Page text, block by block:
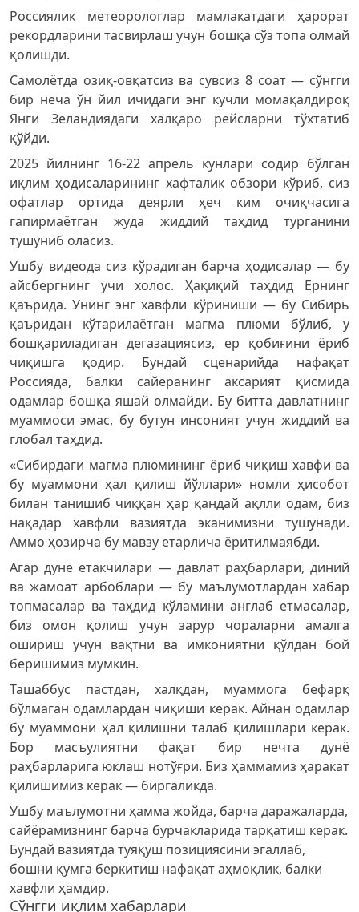
Россиялик метеорологлар мамлакатдаги ҳарорат
рекордларини тасвирлаш учун бошқа сўз топа олмай
қолишди.
Самолётда озиқ-овқатсиз ва сувсиз 8 соат — сўнгги
бир неча ўн йил ичидаги энг кучли момақалдироқ
Янги Зеландиядаги халқаро рейсларни тўхтатиб
қўйди.
2025 йилнинг 16-22 апрель кунлари содир бўлган
иқлим ҳодисаларининг хафталик обзори кўриб, сиз
офатлар ортида деярли ҳеч ким очиқчасига
гапирмаётган жуда жиддий таҳдид турганини
тушуниб оласиз.
Ушбу видеода сиз кўрадиган барча ҳодисалар — бу
айсбергнинг учи холос. Ҳақиқий таҳдид Ернинг
қаърида. Унинг энг хавфли кўриниши — бу Сибирь
қаъридан кўтарилаётган магма плюми бўлиб, у
бошқариладиган дегазациясиз, ер қобиғини ёриб
чиқишга қодир. Бундай сценарийда нафақат
Россияда, балки сайёранинг аксарият қисмида
одамлар бошқа яшай олмайди. Бу битта давлатнинг
муаммоси эмас, бу бутун инсоният учун жиддий ва
глобал таҳдид.
«Сибирдаги магма плюмининг ёриб чиқиш хавфи ва
бу муаммони ҳал қилиш йўллари» номли ҳисобот
билан танишиб чиққан ҳар қандай ақлли одам, биз
нақадар хавфли вазиятда эканимизни тушунади.
Аммо ҳозирча бу мавзу етарлича ёритилмаябди.
Агар дунё етакчилари — давлат раҳбарлари, диний
ва жамоат арбоблари — бу маълумотлардан хабар
топмасалар ва таҳдид кўламини англаб етмасалар,
биз омон қолиш учун зарур чораларни амалга
ошириш учун вақтни ва имкониятни қўлдан бой
беришимиз мумкин.
Ташаббус пастдан, халқдан, муаммога бефарқ
бўлмаган одамлардан чиқиши керак. Айнан одамлар
бу муаммони ҳал қилишни талаб қилишлари керак.
Бор масъулиятни фақат бир нечта дунё
раҳбарларига юклаш нотўғри. Биз ҳаммамиз ҳаракат
қилишимиз керак — биргаликда.
Ушбу маълумотни ҳамма жойда, барча даражаларда,
сайёрамизнинг барча бурчакларида тарқатиш керак.
Бундай вазиятда туяқуш позициясини эгаллаб,
бошни қумга беркитиш нафақат аҳмоқлик, балки
хавфли ҳамдир.
Сўнгги иқлим хабарлари